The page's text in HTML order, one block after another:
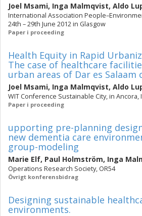
Joel Msami, Inga Malmqvist, Aldo
International Association
24th – 29th June 2012 in Glasgow
Paper i proceeding
Health Equity in Rapid
The case of healthcare
urban areas of Dar es Salaam
Joel Msami, Inga Malmqvist, Aldo
WIT Conference Sustainable City, in Ancora,
Paper i proceeding
upporting pre-planning
new dementia care
group-modeling
Marie Elf, Paul Holmström, Inga
Operations Research Society, OR54
Övrigt konferensbidrag
Designing sustainable
environments.